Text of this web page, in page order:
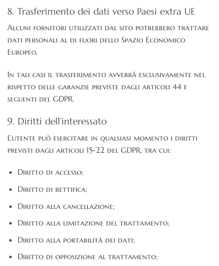
8. Trasferimento dei dati verso Paesi extra UE
Alcuni fornitori utilizzati dal sito potrebbero trattare
dati personali al di fuori dello Spazio Economico
Europeo.
In tali casi il trasferimento avverrà esclusivamente nel
rispetto delle garanzie previste dagli articoli 44 e
seguenti del GDPR.
9. Diritti dell’interessato
L’utente può esercitare in qualsiasi momento i diritti
previsti dagli articoli 15-22 del GDPR, tra cui:
Diritto di accesso;
Diritto di rettifica;
Diritto alla cancellazione;
Diritto alla limitazione del trattamento;
Diritto alla portabilità dei dati;
Diritto di opposizione al trattamento;